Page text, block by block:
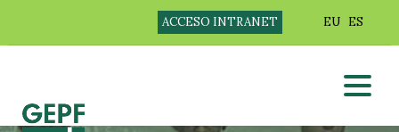
ACCESO INTRANET EU ES